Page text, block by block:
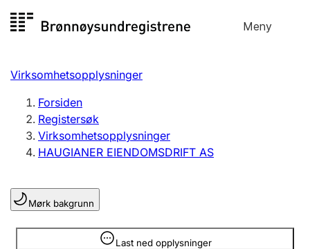
til
Meny
Registersøk
Aksjeselskap
Enkeltpersonforetak
Registrere, endre, slette
Lag og forening
Registrere, endre, slette
Virksomhetsopplysninger
Forsiden
Registersøk
Virksomhetsopplysninger
HAUGIANER EIENDOMSDRIFT AS
Mørk bakgrunn
Last ned opplysninger
Opplysninger er skjult